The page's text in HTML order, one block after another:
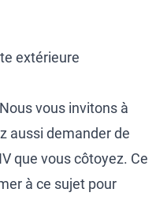
extérieure
vous invitons à
aussi demander de
que vous côtoyez. Ce
à ce sujet pour